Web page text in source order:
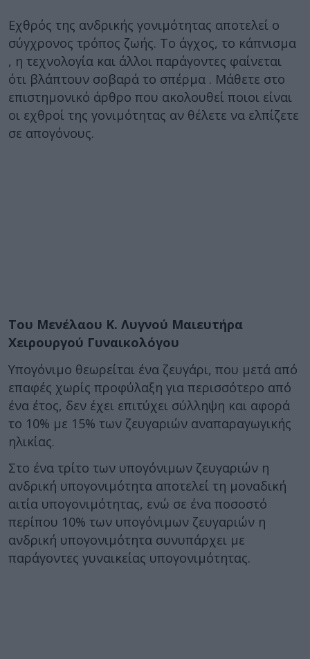
Εχθρός της ανδρικής γονιμότητας αποτελεί ο
σύγχρονος τρόπος ζωής. Το άγχος, το κάπνισμα
, η τεχνολογία και άλλοι παράγοντες φαίνεται
ότι βλάπτουν σοβαρά το σπέρμα . Μάθετε στο
επιστημονικό άρθρο που ακολουθεί ποιοι είναι
οι εχθροί της γονιμότητας αν θέλετε να ελπίζετε
σε απογόνους.
Του Μενέλαου Κ. Λυγνού Μαιευτήρα
Χειρουργού Γυναικολόγου
Υπογόνιμο θεωρείται ένα ζευγάρι, που μετά από
επαφές χωρίς προφύλαξη για περισσότερο από
ένα έτος, δεν έχει επιτύχει σύλληψη και αφορά
το 10% με 15% των ζευγαριών αναπαραγωγικής
ηλικίας.
Στο ένα τρίτο των υπογόνιμων ζευγαριών η
ανδρική υπογονιμότητα αποτελεί τη μοναδική
αιτία υπογονιμότητας, ενώ σε ένα ποσοστό
περίπου 10% των υπογόνιμων ζευγαριών η
ανδρική υπογονιμότητα συνυπάρχει με
παράγοντες γυναικείας υπογονιμότητας.